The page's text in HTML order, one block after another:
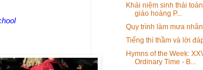
Khái niệm sinh thái
giáo hoàng P...
Quy trình làm mưa
Tiếng thì thầm và lời
Hymns of the Week:
Ordinary Time - B...